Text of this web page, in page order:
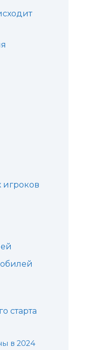
старта
в 2024